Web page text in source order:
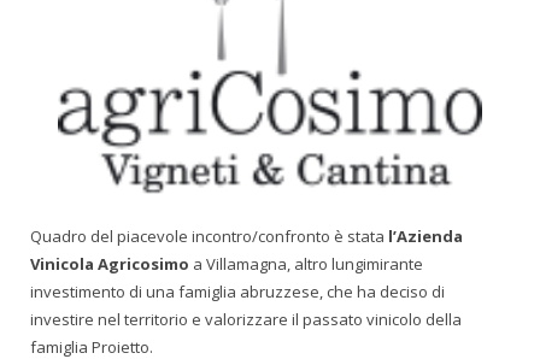
Quadro del piacevole incontro/confronto è stata l’Azienda
Vinicola Agricosimo a Villamagna, altro lungimirante
investimento di una famiglia abruzzese, che ha deciso di
investire nel territorio e valorizzare il passato vinicolo della
famiglia Proietto.